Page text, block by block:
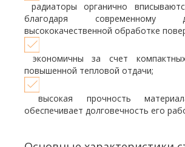
радиаторы органично
благодаря современному
высококачественной обработке
экономичны за счет
повышенной тепловой отдачи;
высокая прочность
обеспечивает долговечность его